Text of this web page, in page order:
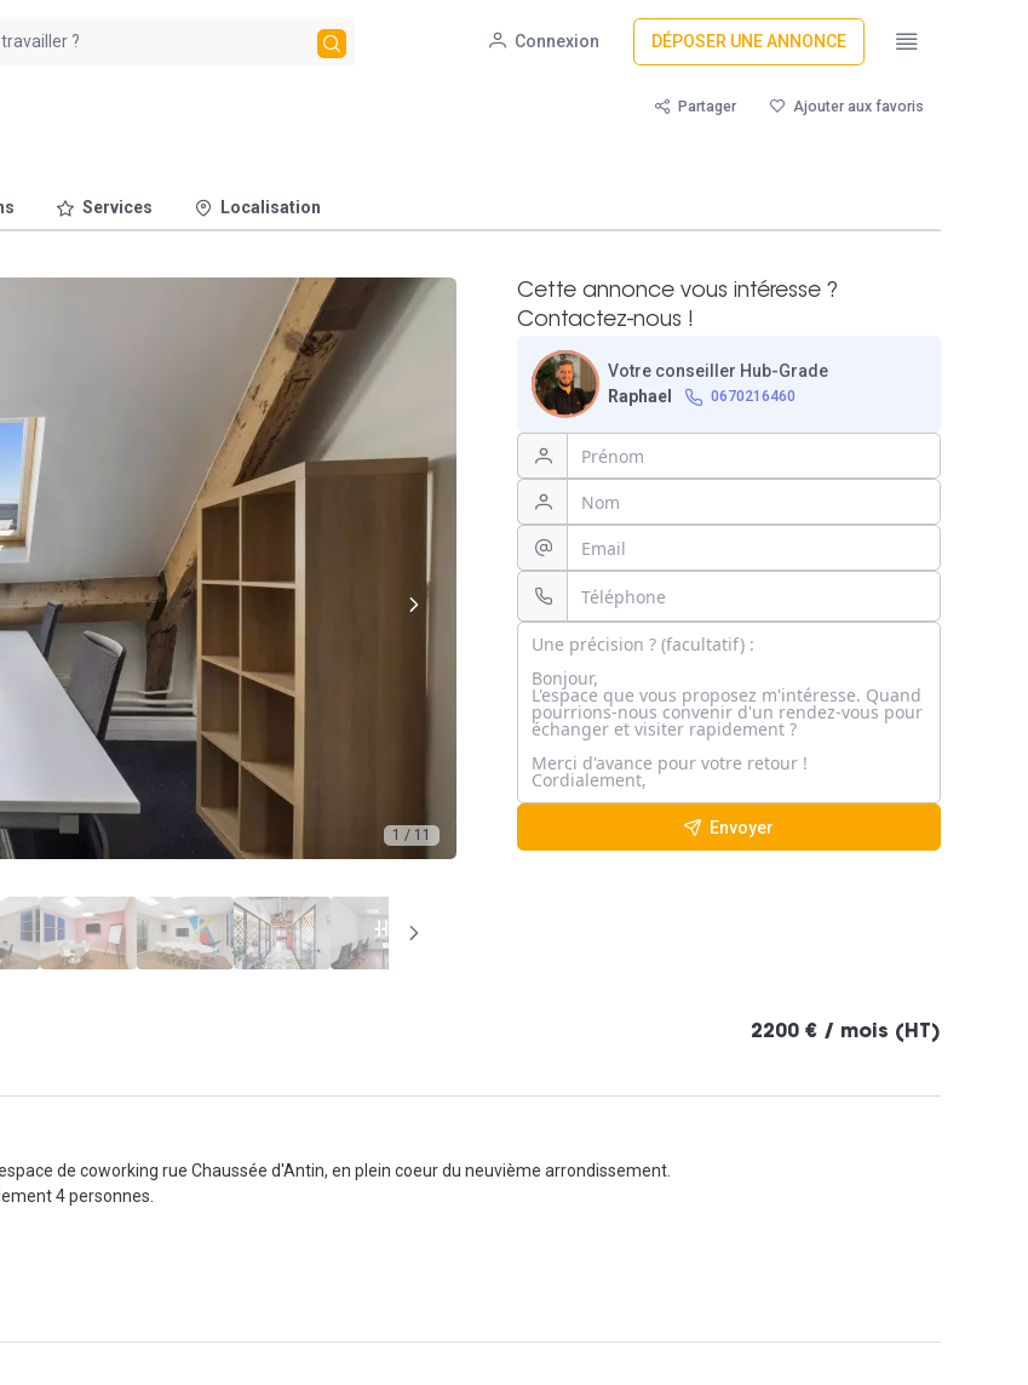
Connexion DÉPOSER UNE ANNONCE
Partager Ajouter aux favoris
Services Localisation
1 / 11
Cette annonce vous intéresse ?
Contactez-nous !
Votre conseiller Hub-Grade
Raphael
0670216460
Envoyer
2200 € / mois (HT)
de coworking rue Chaussée d'Antin, en plein coeur du neuvième arrondissement.
4 personnes.
sur votre activité, sont inclus dans le loyer :